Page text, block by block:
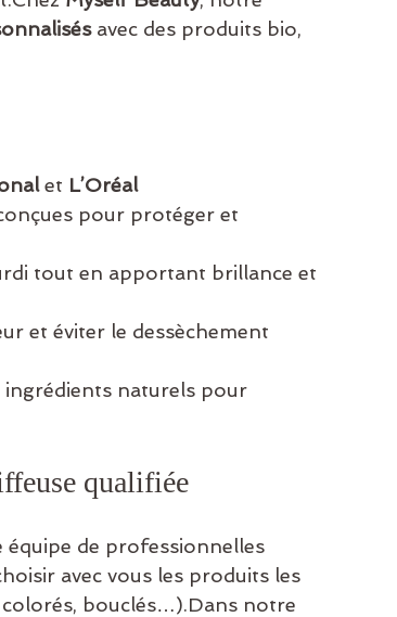
avec des produits bio,
et L’Oréal
pour protéger et
tout en apportant brillance et
et éviter le dessèchement
ingrédients naturels pour
qualifiée
équipe de professionnelles
avec vous les produits les
colorés, bouclés…).Dans notre